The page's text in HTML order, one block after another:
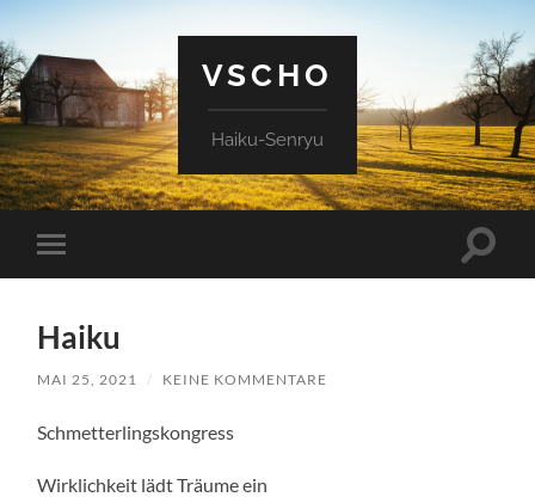
VSCHO
Haiku-Senryu
Mobile-
Menü
Haiku
MAI 25, 2021 / KEINE KOMMENTARE
Schmetterlingskongress
Wirklichkeit lädt Träume ein